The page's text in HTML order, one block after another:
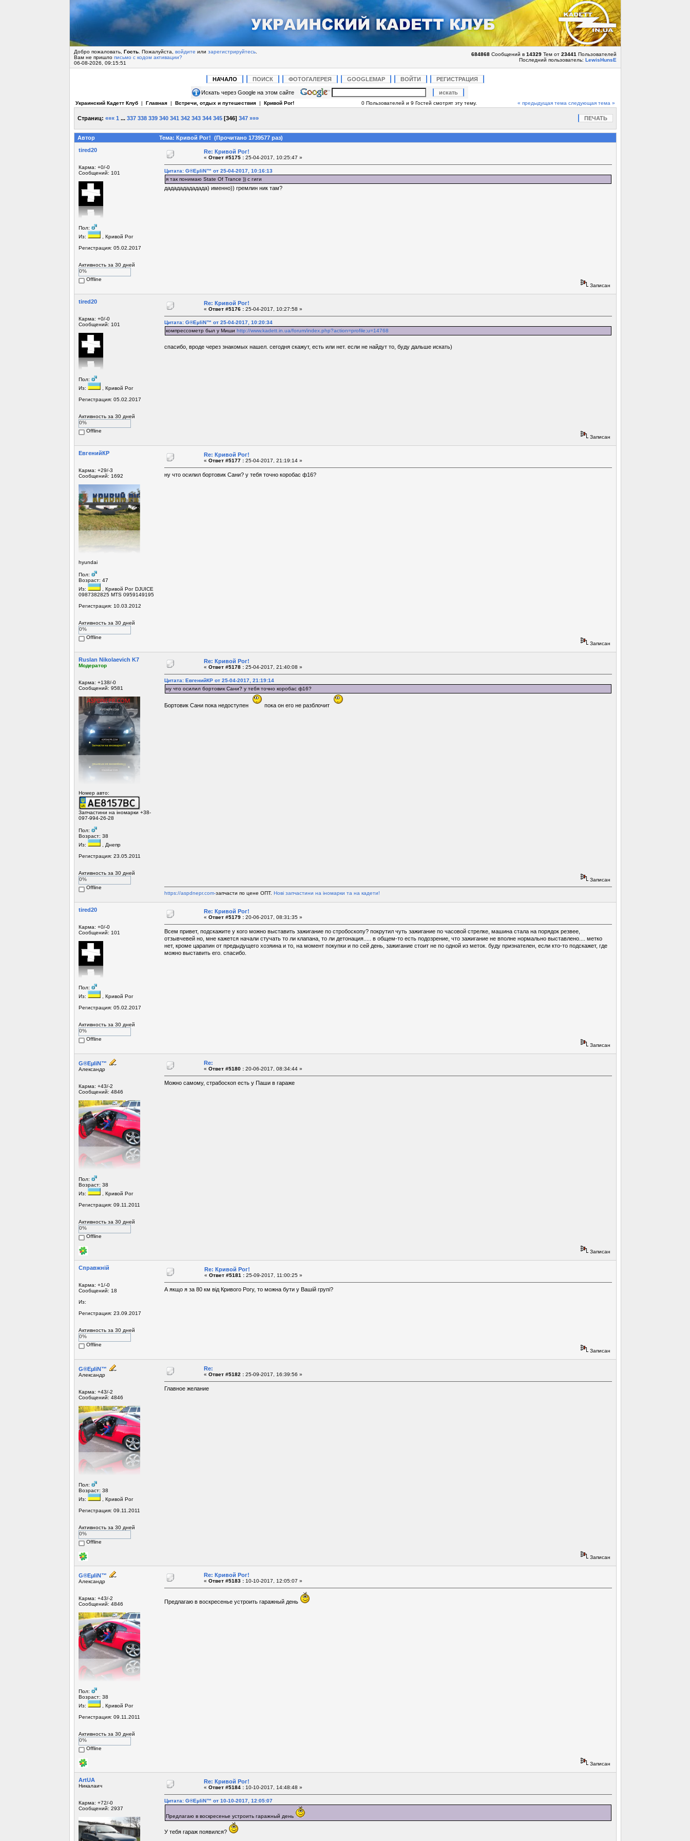
Добро пожаловать, Гость. Пожалуйста, войдите или зарегистрируйтесь.
Вам не пришло письмо с кодом активации?
06-08-2026, 09:15:51
684868Сообщений в 14329Тем от 23441 Пользователей
Последний пользователь: LewisHunsE
НАЧАЛО ПОИСК ФОТОГАЛЕРЕЯ GOOGLEMAP ВОЙТИ РЕГИСТРАЦИЯ
Искать через Google на этом сайте
Украинский Кадетт Клуб| Главная| Встречи, отдых и путешествия| Кривой Рог! 0 Пользователей и 9 Гостей смотрят эту тему. « предыдущая тема следующая тема »
Страниц: ««« 1 ... 337 338 339 340 341 342 343 344 345[346] 347 »»» ПЕЧАТЬ
Автор
Тема: Кривой Рог! (Прочитано 1739577 раз)
tired20
Карма: +0/-0
Сообщений: 101
Пол:
Из:
, Кривой Рог
Регистрация: 05.02.2017
Активность за 30 дней
0%
Offline
Re: Кривой Рог!
« Ответ #5175 :25-04-2017, 10:25:47 »
Цитата: G®EµliN™ от 25-04-2017, 10:16:13
я так понимаю State Of Trance )) с гиги
дадададададада) именно)) гремлин ник там?
Записан
tired20
Карма: +0/-0
Сообщений: 101
Пол:
Из:
, Кривой Рог
Регистрация: 05.02.2017
Активность за 30 дней
0%
Offline
Re: Кривой Рог!
« Ответ #5176 :25-04-2017, 10:27:58 »
Цитата: G®EµliN™ от 25-04-2017, 10:20:34
компрессометр был у Миши http://www.kadett.in.ua/forum/index.php?action=profile;u=14768
спасибо, вроде через знакомых нашел. сегодня скажут, есть или нет. если не найдут то, буду дальше искать)
Записан
ЕвгенийКР
Карма: +29/-3
Сообщений: 1692
hyundai
Пол:
Возраст: 47
Из:
, Кривой Рог DJUICE
0987382825 MTS 0959149195
Регистрация: 10.03.2012
Активность за 30 дней
0%
Offline
Re: Кривой Рог!
« Ответ #5177 :25-04-2017, 21:19:14 »
ну что осилил бортовик Сани? у тебя точно коробас ф16?
Записан
Ruslan Nikolaevich K7
Модератор
Карма: +138/-0
Сообщений: 9581
Номер авто:
Запчастини на іномарки +38-
097-994-26-28
Пол:
Возраст: 38
Из:
, Днепр
Регистрация: 23.05.2011
Активность за 30 дней
0%
Offline
Re: Кривой Рог!
« Ответ #5178 :25-04-2017, 21:40:08 »
Цитата: ЕвгенийКР от 25-04-2017, 21:19:14
ну что осилил бортовик Сани? у тебя точно коробас ф16?
Бортовик Сани пока недоступен пока он его не разблочит
Записан
https://aspdnepr.com-запчасти по цене ОПТ. Нові запчастини на іномарки та на кадети!
tired20
Карма: +0/-0
Сообщений: 101
Пол:
Из:
, Кривой Рог
Регистрация: 05.02.2017
Активность за 30 дней
0%
Offline
Re: Кривой Рог!
« Ответ #5179 :20-06-2017, 08:31:35 »
Всем привет, подскажите у кого можно выставить зажигание по стробоскопу? покрутил чуть зажигание по часовой стрелке, машина стала на порядок резвее,
отзывчевей но, мне кажется начали стучать то ли клапана, то ли детонация..... в общем-то есть подозрение, что зажигание не вполне нормально выставлено.... метко
нет, кроме царапин от предыдущего хозяина и то, на момент покупки и по сей день, зажигание стоит не по одной из меток. буду признателен, если кто-то подскажет, где
можно выставить его. спасибо.
Записан
G®EµliN™
Александр
Карма: +43/-2
Сообщений: 4846
Пол:
Возраст: 38
Из:
, Кривой Рог
Регистрация: 09.11.2011
Активность за 30 дней
0%
Offline
Re:
« Ответ #5180 :20-06-2017, 08:34:44 »
Можно самому, страбоскоп есть у Паши в гараже
Записан
Справжній
Карма: +1/-0
Сообщений: 18
Из:
Регистрация: 23.09.2017
Активность за 30 дней
0%
Offline
Re: Кривой Рог!
« Ответ #5181 :25-09-2017, 11:00:25 »
А якщо я за 80 км від Кривого Рогу, то можна бути у Вашій групі?
Записан
G®EµliN™
Александр
Карма: +43/-2
Сообщений: 4846
Пол:
Возраст: 38
Из:
, Кривой Рог
Регистрация: 09.11.2011
Активность за 30 дней
0%
Offline
Re:
« Ответ #5182 :25-09-2017, 16:39:56 »
Главное желание
Записан
G®EµliN™
Александр
Карма: +43/-2
Сообщений: 4846
Пол:
Возраст: 38
Из:
, Кривой Рог
Регистрация: 09.11.2011
Активность за 30 дней
0%
Offline
Re: Кривой Рог!
« Ответ #5183 :10-10-2017, 12:05:07 »
Предлагаю в воскресенье устроить гаражный день
Записан
ArtUA
Никалаич
Карма: +72/-0
Сообщений: 2937
Re: Кривой Рог!
« Ответ #5184 :10-10-2017, 14:48:48 »
Цитата: G®EµliN™ от 10-10-2017, 12:05:07
Предлагаю в воскресенье устроить гаражный день
У тебя гараж появился?